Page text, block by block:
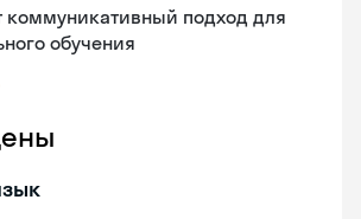
коммуникативный подход для
обучения